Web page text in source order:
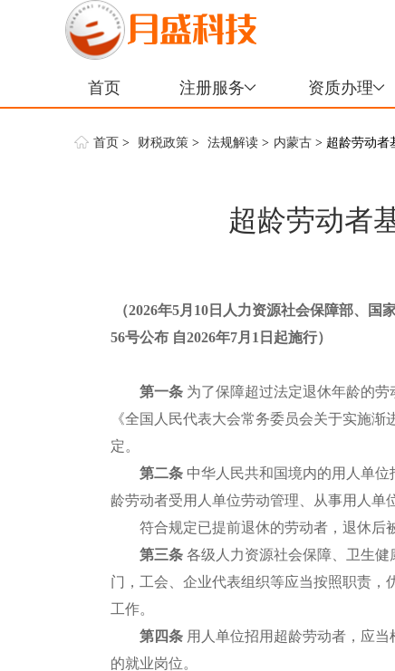
首页 注册服务 资质办理
首页 > 财税政策 > 法规解读 > 内蒙古 > 超龄劳动者
超龄劳动者
（2026年5月10日人力资源社会保障部、
56号公布 自2026年7月1日起施行）
第一条 为了保障超过法定退休年龄的
《全国人民代表大会常务委员会关于实施
定。
第二条 中华人民共和国境内的用人单
龄劳动者受用人单位劳动管理、从事用人单
符合规定已提前退休的劳动者，退休后
第三条 各级人力资源社会保障、卫生
门，工会、企业代表组织等应当按照职责
工作。
第四条 用人单位招用超龄劳动者，应
的就业岗位。